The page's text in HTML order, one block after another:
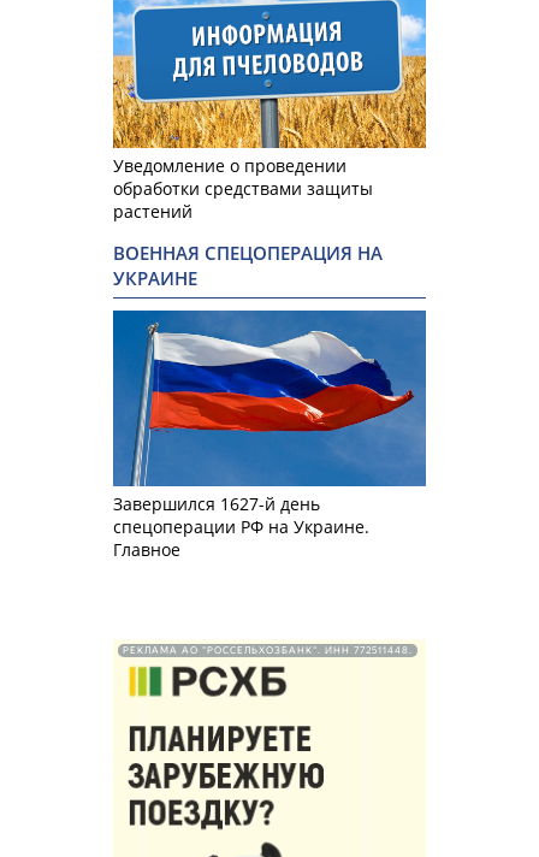
Уведомление о проведении
обработки средствами защиты
растений
ВОЕННАЯ СПЕЦОПЕРАЦИЯ НА
УКРАИНЕ
Завершился 1627-й день
спецоперации РФ на Украине.
Главное
РЕКЛАМА АО "РОССЕЛЬХОЗБАНК". ИНН 772511448.